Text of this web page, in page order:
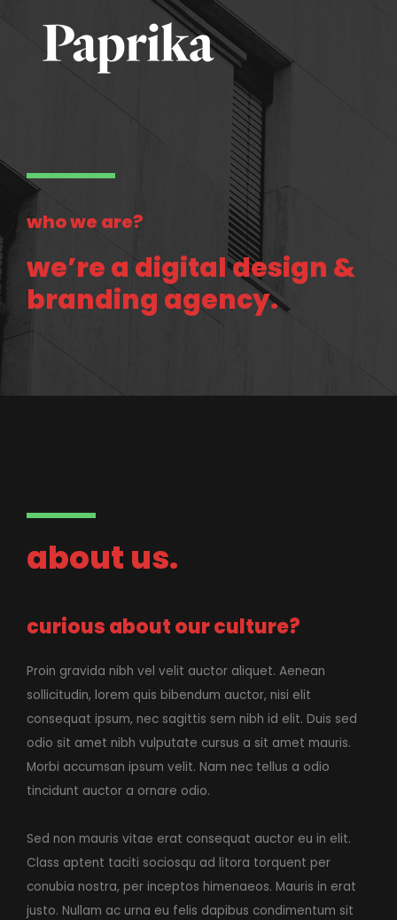
who we are?
we’re a digital design &
branding agency.
about us.
curious about our culture?
Proin gravida nibh vel velit auctor aliquet. Aenean
sollicitudin, lorem quis bibendum auctor, nisi elit
consequat ipsum, nec sagittis sem nibh id elit. Duis sed
odio sit amet nibh vulputate cursus a sit amet mauris.
Morbi accumsan ipsum velit. Nam nec tellus a odio
tincidunt auctor a ornare odio.
Sed non mauris vitae erat consequat auctor eu in elit.
Class aptent taciti sociosqu ad litora torquent per
conubia nostra, per inceptos himenaeos. Mauris in erat
justo. Nullam ac urna eu felis dapibus condimentum sit